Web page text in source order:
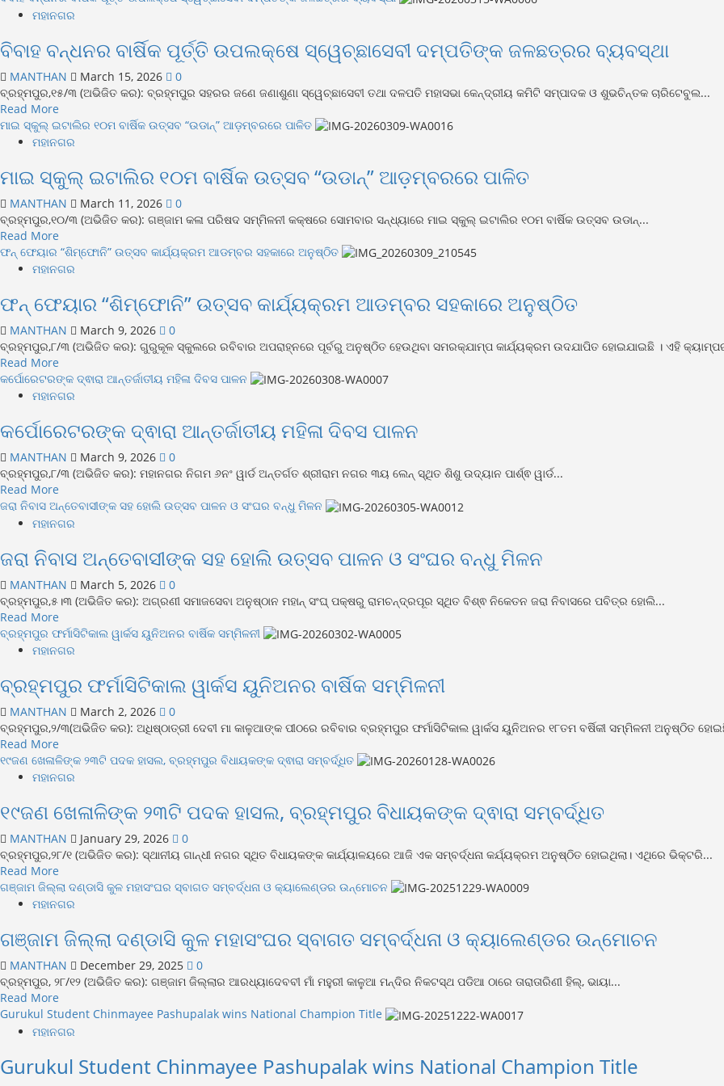
ମହାନଗର
ବିବାହ ବନ୍ଧନର ବାର୍ଷିକ ପୂର୍ତ୍ତି ଉପଲକ୍ଷେ ସ୍ୱେଚ୍ଛାସେବୀ ଦମ୍ପତିଙ୍କ ଜଳଛତ୍ରର ବ୍ୟବସ୍ଥା
MANTHAN March 15, 2026
0
ବ୍ରହ୍ମପୁର,୧୫/୩ (ଅଭିଜିତ କର): ବ୍ରହ୍ମପୁର ସହରର ଜଣେ ଜଣାଶୁଣା ସ୍ୱେଚ୍ଛାସେବୀ ତଥା ଦଳପତି ମହାସଭା କେନ୍ଦ୍ରୀୟ କମିଟି ସମ୍ପାଦକ ଓ ଶୁଭଚିନ୍ତକ ଚାରିଟେବୁଲ...
Read More
more
about
ବନ୍ଧନର
ବାର୍ଷିକ
ପୂର୍ତ୍ତି
ଉପଲକ୍ଷେ
ଦମ୍ପତିଙ୍କ
ଜଳଛତ୍ରର
ମାଇ ସ୍କୁଲ୍ ଇଟାଲିର ୧୦ମ ବାର୍ଷିକ ଉତ୍ସବ “ଉଡାନ୍” ଆଡ଼ମ୍ବରରେ ପାଳିତ
ମହାନଗର
ମାଇ ସ୍କୁଲ୍ ଇଟାଲିର ୧୦ମ ବାର୍ଷିକ ଉତ୍ସବ “ଉଡାନ୍” ଆଡ଼ମ୍ବରରେ ପାଳିତ
MANTHAN March 11, 2026
0
ବ୍ରହ୍ମପୁର,୧୦/୩ (ଅଭିଜିତ କର): ଗଞ୍ଜାମ କଳା ପରିଷଦ ସମ୍ମିଳନୀ କକ୍ଷରେ ସୋମବାର ସନ୍ଧ୍ୟାରେ ମାଇ ସ୍କୁଲ୍ ଇଟାଲିର ୧୦ମ ବାର୍ଷିକ ଉତ୍ସବ ଉଡାନ୍...
Read More
more
about
ସ୍କୁଲ୍
ଇଟାଲିର
୧୦ମ
ବାର୍ଷିକ
“ଉଡାନ୍”
ଆଡ଼ମ୍ବରରେ
ଫନ୍ ଫେୟାର “ଶିମ୍ଫୋନି” ଉତ୍ସବ କାର୍ଯ୍ୟକ୍ରମ ଆଡମ୍ବର ସହକାରେ ଅନୁଷ୍ଠିତ
ମହାନଗର
ଫନ୍ ଫେୟାର “ଶିମ୍ଫୋନି” ଉତ୍ସବ କାର୍ଯ୍ୟକ୍ରମ ଆଡମ୍ବର ସହକାରେ ଅନୁଷ୍ଠିତ
MANTHAN March 9, 2026
0
ବ୍ରହ୍ମପୁର,୮/୩ (ଅଭିଜିତ କର): ଗୁରୁକୂଳ ସ୍କୁଲରେ ରବିବାର ଅପରାହ୍ନରେ ପୂର୍ବରୁ ଅନୁଷ୍ଠିତ ହେଉଥିବା ସମରକ୍ଯାମ୍ପ କାର୍ଯ୍ୟକ୍ରମ ଉଦଯାପିତ ହୋଇଯାଇଛି । ଏହି
Read More
more
about
ଫେୟାର
“ଶିମ୍ଫୋନି”
ଉତ୍ସବ
କାର୍ଯ୍ୟକ୍ରମ
ସହକାରେ
ଅନୁଷ୍ଠିତ
କର୍ପୋରେଟରଙ୍କ ଦ୍ଵାରା ଆନ୍ତର୍ଜାତୀୟ ମହିଳା ଦିବସ ପାଳନ
ମହାନଗର
କର୍ପୋରେଟରଙ୍କ ଦ୍ଵାରା ଆନ୍ତର୍ଜାତୀୟ ମହିଳା ଦିବସ ପାଳନ
MANTHAN March 9, 2026
0
ବ୍ରହ୍ମପୁର,୮/୩ (ଅଭିଜିତ କର): ମହାନଗର ନିଗମ ୬ନଂ ୱାର୍ଡ ଅନ୍ତର୍ଗତ ଶ୍ରୀରାମ ନଗର ୩ୟ ଲେନ୍ ସ୍ଥିତ ଶିଶୁ ଉଦ୍ୟାନ ପାର୍ଶ୍ଵ ୱାର୍ଡ...
Read More
more
about
ଦ୍ଵାରା
ଆନ୍ତର୍ଜାତୀୟ
ମହିଳା
ଦିବସ
ଜରା ନିବାସ ଅନ୍ତେବାସୀଙ୍କ ସହ ହୋଲି ଉତ୍ସବ ପାଳନ ଓ ସଂଘର ବନ୍ଧୁ ମିଳନ
ମହାନଗର
ଜରା ନିବାସ ଅନ୍ତେବାସୀଙ୍କ ସହ ହୋଲି ଉତ୍ସବ ପାଳନ ଓ ସଂଘର ବନ୍ଧୁ ମିଳନ
MANTHAN March 5, 2026
0
ବ୍ରହ୍ମପୁର,୫।୩ (ଅଭିଜିତ କର): ଅଗ୍ରଣୀ ସମାଜସେବା ଅନୁଷ୍ଠାନ ମହାନ୍ ସଂଘ୍ ପକ୍ଷରୁ ରାମଚନ୍ଦ୍ରପୂର ସ୍ଥିତ ବିଶ୍ଵ ନିକେତନ ଜରା ନିବାସରେ ପବିତ୍ର ହୋଲି...
Read More
more
about
ନିବାସ
ଅନ୍ତେବାସୀଙ୍କ
ସହ
ହୋଲି
ପାଳନ
ଓ
ବନ୍ଧୁ
ବ୍ରହ୍ମପୁର ଫର୍ମାସିଟିକାଲ ୱାର୍କସ ୟୁନିଅନର ବାର୍ଷିକ ସମ୍ମିଳନୀ
ମହାନଗର
ବ୍ରହ୍ମପୁର ଫର୍ମାସିଟିକାଲ ୱାର୍କସ ୟୁନିଅନର ବାର୍ଷିକ ସମ୍ମିଳନୀ
MANTHAN March 2, 2026
0
ବ୍ରହ୍ମପୁର,୨/୩(ଅଭିଜିତ କର): ଅଧିଷ୍ଠାତ୍ରୀ ଦେବୀ ମା କାଳୁଆଙ୍କ ପୀଠରେ ରବିବାର ବ୍ରହ୍ମପୁର ଫର୍ମାସିଟିକାଲ ୱାର୍କସ ୟୁନିଅନର ୧୮ତମ ବର୍ଷିକୀ ସମ୍ମିଳନୀ ଅନୁଷ୍ଠିତ
Read More
more
about
ଫର୍ମାସିଟିକାଲ
ୱାର୍କସ
ୟୁନିଅନର
ବାର୍ଷିକ
୧୯ଜଣ ଖେଳାଳିଙ୍କ ୨୩ଟି ପଦକ ହାସଲ, ବ୍ରହ୍ମପୁର ବିଧାୟକଙ୍କ ଦ୍ଵାରା ସମ୍ବର୍ଦ୍ଧିତ
ମହାନଗର
୧୯ଜଣ ଖେଳାଳିଙ୍କ ୨୩ଟି ପଦକ ହାସଲ, ବ୍ରହ୍ମପୁର ବିଧାୟକଙ୍କ ଦ୍ଵାରା ସମ୍ବର୍ଦ୍ଧିତ
MANTHAN January 29, 2026
0
ବ୍ରହ୍ମପୁର,୨୮/୧ (ଅଭିଜିତ କର): ସ୍ଥାନୀୟ ଗାନ୍ଧୀ ନଗର ସ୍ଥିତ ବିଧାୟକଙ୍କ କାର୍ଯ୍ୟାଳୟରେ ଆଜି ଏକ ସମ୍ବର୍ଦ୍ଧନା କର୍ଯ୍ୟକ୍ରମ ଅନୁଷ୍ଠିତ ହୋଇଥିଲା। ଏଥିରେ ଭିକ୍ଟରି...
Read More
more
about
ଖେଳାଳିଙ୍କ
୨୩ଟି
ପଦକ
ହାସଲ,
ବିଧାୟକଙ୍କ
ଦ୍ଵାରା
ଗଞ୍ଜାମ ଜିଲ୍ଲା ଦଣ୍ଡାସି କୁଳ ମହାସଂଘର ସ୍ବାଗତ ସମ୍ବର୍ଦ୍ଧନା ଓ କ୍ୟାଲେଣ୍ଡର ଉନ୍ମୋଚନ
ମହାନଗର
ଗଞ୍ଜାମ ଜିଲ୍ଲା ଦଣ୍ଡାସି କୁଳ ମହାସଂଘର ସ୍ବାଗତ ସମ୍ବର୍ଦ୍ଧନା ଓ କ୍ୟାଲେଣ୍ଡର ଉନ୍ମୋଚନ
MANTHAN December 29, 2025
0
ବ୍ରହ୍ମପୁର, ୨୮/୧୨ (ଅଭିଜିତ କର): ଗଞ୍ଜାମ ଜିଲ୍ଲାର ଆରଧ୍ୟାଦେବବୀ ମାଁ ମହୁରୀ କାଳୁଆ ମନ୍ଦିର ନିକଟସ୍ଥ ପଡିଆ ଠାରେ ତାରାତାରିଣୀ ହିଲ୍, ଭାୟା...
Read More
more
about
ଜିଲ୍ଲା
ଦଣ୍ଡାସି
Gurukul Student Chinmayee Pashupalak wins National Champion Title
ମହାନଗର
Gurukul Student Chinmayee Pashupalak wins National Champion Title